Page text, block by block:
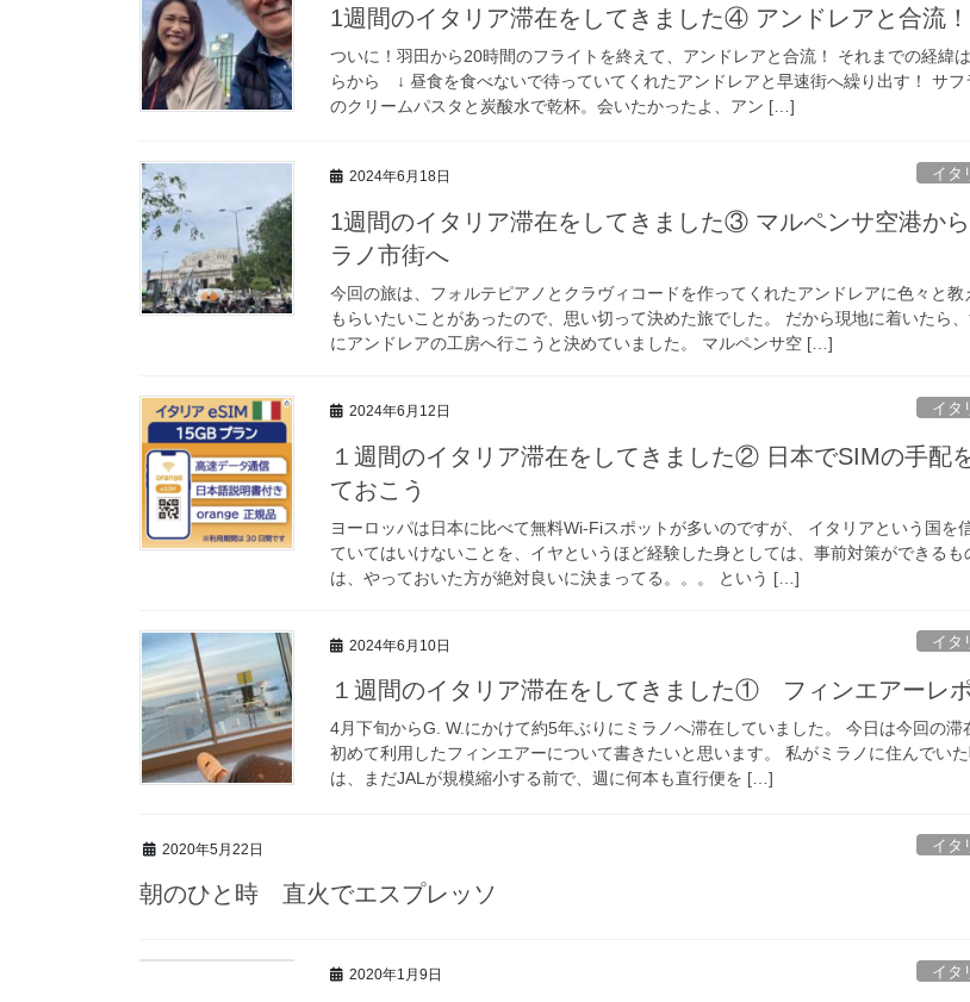
1週間のイタリア滞在をしてきました④ アンドレアと合流！
ついに！羽田から20時間のフライトを終えて、アンドレアと合流！ それまでの経緯
らから ↓ 昼食を食べないで待っていてくれたアンドレアと早速街へ繰り出す！ サフ
のクリームパスタと炭酸水で乾杯。会いたかったよ、アン […]
2024年6月18日 イタ
1週間のイタリア滞在をしてきました③ マルペンサ空港から
ラノ市街へ
今回の旅は、フォルテピアノとクラヴィコードを作ってくれたアンドレアに色々と教
もらいたいことがあったので、思い切って決めた旅でした。 だから現地に着いたら
にアンドレアの工房へ行こうと決めていました。 マルペンサ空 […]
2024年6月12日 イタ
１週間のイタリア滞在をしてきました② 日本でSIMの手配
ておこう
ヨーロッパは日本に比べて無料Wi-Fiスポットが多いのですが、 イタリアという国を
ていてはいけないことを、イヤというほど経験した身としては、事前対策ができるも
は、やっておいた方が絶対良いに決まってる。。。 という […]
2024年6月10日 イタ
１週間のイタリア滞在をしてきました① フィンエアーレ
4月下旬からG. W.にかけて約5年ぶりにミラノへ滞在していました。 今日は今回の滞
初めて利用したフィンエアーについて書きたいと思います。 私がミラノに住んでい
は、まだJALが規模縮小する前で、週に何本も直行便を […]
2020年5月22日 イタ
朝のひと時 直火でエスプレッソ
2020年1月9日 イタ